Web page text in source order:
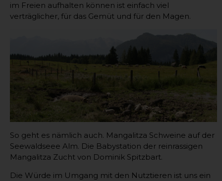
im Freien aufhalten können ist einfach viel
verträglicher, für das Gemüt und für den Magen.
So geht es nämlich auch. Mangalitza Schweine auf der
Seewaldseee Alm. Die Babystation der reinrassigen
Mangalitza Zucht von Dominik Spitzbart.
Die Würde im Umgang mit den Nutztieren ist uns ein